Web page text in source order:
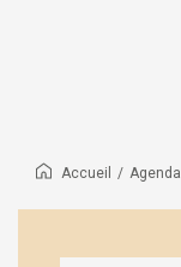
Accueil / Agenda